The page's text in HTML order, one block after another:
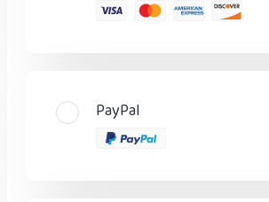
PayPal